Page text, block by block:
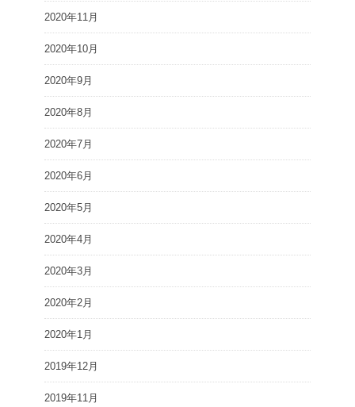
2020年11月
2020年10月
2020年9月
2020年8月
2020年7月
2020年6月
2020年5月
2020年4月
2020年3月
2020年2月
2020年1月
2019年12月
2019年11月